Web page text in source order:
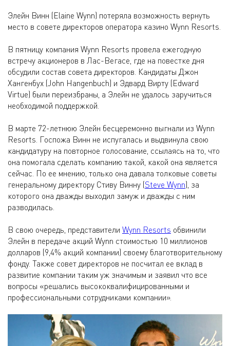
Элейн Винн (Elaine Wynn) потеряла возможность вернуть
место в совете директоров оператора казино Wynn Resorts.
В пятницу компания Wynn Resorts провела ежегодную
встречу акционеров в Лас-Вегасе, где на повестке дня
обсудили состав совета директоров. Кандидаты Джон
Хангенбух (John Hangenbuch) и Эдвард Вирту (Edward
Virtue) были переизбраны, а Элейн не удалось заручиться
необходимой поддержкой.
В марте 72-летнюю Элейн бесцеремонно выгнали из Wynn
Resorts. Госпожа Винн не испугалась и выдвинула свою
кандидатуру на повторное голосование, ссылаясь на то, что
она помогала сделать компанию такой, какой она является
сейчас. По ее мнению, только она давала толковые советы
генеральному директору Стиву Винну (Steve Wynn), за
которого она дважды выходил замуж и дважды с ним
разводилась.
В свою очередь, представители Wynn Resorts обвинили
Элейн в передаче акций Wynn стоимостью 10 миллионов
долларов (9,4% акций компании) своему благотворительному
фонду. Также совет директоров не посчитал ее вклад в
развитие компании таким уж значимым и заявил что все
вопросы «решались высококвалифицированными и
профессиональными сотрудниками компании».